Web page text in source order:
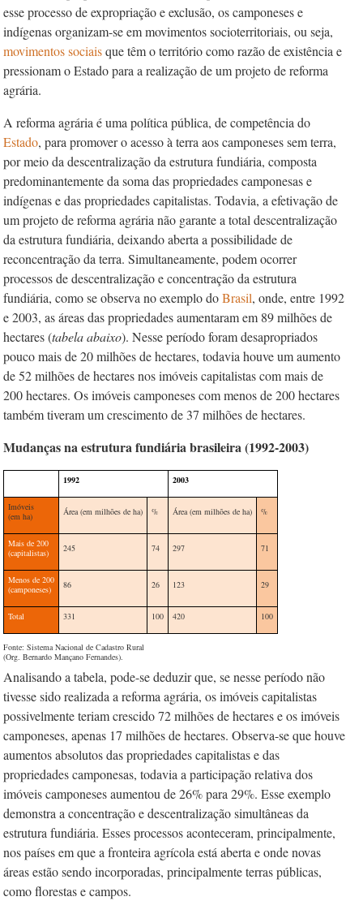
esse processo de expropriação e exclusão, os camponeses e
indígenas organizam-se em movimentos socioterritoriais, ou seja,
movimentos sociaisque têm o território como razão de existência e
pressionam o Estado para a realização de um projeto de reforma
agrária.
A reforma agrária é uma política pública, de competência do
Estado, para promover o acesso à terra aos camponeses sem terra,
por meio da descentralização da estrutura fundiária, composta
predominantemente da soma das propriedades camponesas e
indígenas e das propriedades capitalistas. Todavia, a efetivação de
um projeto de reforma agrária não garante a total descentralização
da estrutura fundiária, deixando aberta a possibilidade de
reconcentração da terra. Simultaneamente, podem ocorrer
processos de descentralização e concentração da estrutura
fundiária, como se observa no exemplo doBrasil, onde, entre 1992
e 2003, as áreas das propriedades aumentaram em 89 milhões de
hectares (tabela abaixo). Nesse período foram desapropriados
pouco mais de 20 milhões de hectares, todavia houve um aumento
de 52 milhões de hectares nos imóveis capitalistas com mais de
200 hectares. Os imóveis camponeses com menos de 200 hectares
também tiveram um crescimento de 37 milhões de hectares.
Mudanças na estrutura fundiária brasileira (1992-2003)
1992 2003
Imóveis
(em ha)
Área (em milhões de ha) % Área (em milhões de ha) %
Mais de 200
(capitalistas)
245 74 297 71
Menos de 200
(camponeses)
86 26 123 29
Total 331 100 420 100
Fonte: Sistema Nacional de Cadastro Rural
(Org. Bernardo Mançano Fernandes).
Analisando a tabela, pode-se deduzir que, se nesse período não
tivesse sido realizada a reforma agrária, os imóveis capitalistas
possivelmente teriam crescido 72 milhões de hectares e os imóveis
camponeses, apenas 17 milhões de hectares. Observa-se que houve
aumentos absolutos das propriedades capitalistas e das
propriedades camponesas, todavia a participação relativa dos
imóveis camponeses aumentou de 26% para 29%. Esse exemplo
demonstra a concentração e descentralização simultâneas da
estrutura fundiária. Esses processos aconteceram, principalmente,
nos países em que a fronteira agrícola está aberta e onde novas
áreas estão sendo incorporadas, principalmente terras públicas,
como florestas e campos.